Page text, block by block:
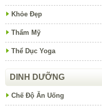
Khỏe Đẹp
Thẩm Mỹ
Thể Dục Yoga
DINH DƯỠNG
Chế Độ Ăn Uống